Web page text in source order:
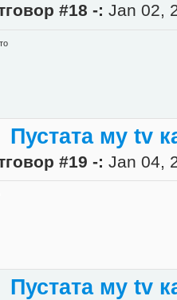
#18 -: Jan 02,
Пустата му tv
#19 -: Jan 04,
Пустата му tv